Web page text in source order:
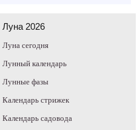
Луна 2026
Луна сегодня
Лунный календарь
Лунные фазы
Календарь стрижек
Календарь садовода